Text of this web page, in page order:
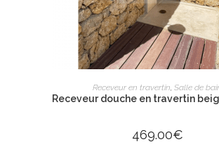
AJOUTER AU PANIER
Receveur en travertin, Salle de
Receveur douche en travertin
469.00€